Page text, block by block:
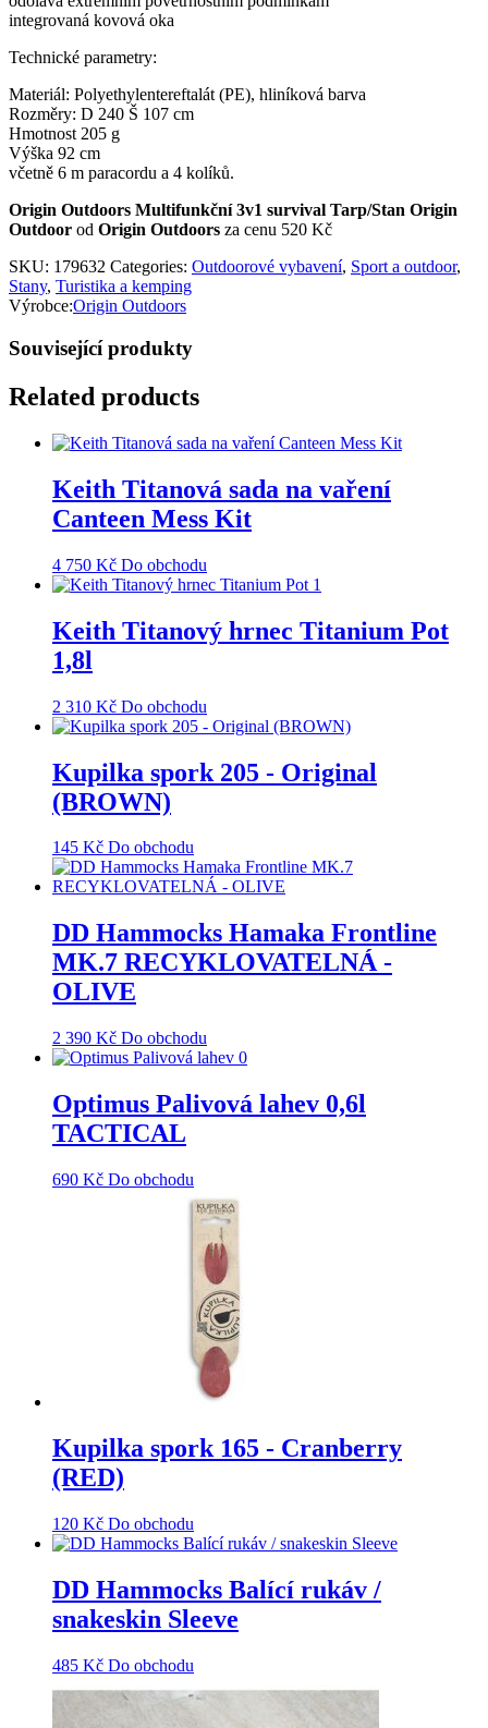
integrovaná kovová oka
Technické parametry:
Materiál: Polyethylentereftalát (PE), hliníková barva
Rozměry: D 240 Š 107 cm
Hmotnost 205 g
Výška 92 cm
včetně 6 m paracordu a 4 kolíků.
Origin Outdoors Multifunkční 3v1 survival Tarp/Stan Origin
Outdoor od Origin Outdoors za cenu 520 Kč
SKU: 179632 Categories: Outdoorové vybavení, Sport a outdoor,
Stany, Turistika a kemping
Výrobce:Origin Outdoors
Související produkty
Related products
Keith Titanová sada na vaření
Canteen Mess Kit
4 750 Kč Do obchodu
Keith Titanový hrnec Titanium Pot
1,8l
2 310 Kč Do obchodu
Kupilka spork 205 - Original
(BROWN)
145 Kč Do obchodu
DD Hammocks Hamaka Frontline
MK.7 RECYKLOVATELNÁ -
OLIVE
2 390 Kč Do obchodu
Optimus Palivová lahev 0,6l
TACTICAL
690 Kč Do obchodu
Kupilka spork 165 - Cranberry
(RED)
120 Kč Do obchodu
DD Hammocks Balící rukáv /
snakeskin Sleeve
485 Kč Do obchodu